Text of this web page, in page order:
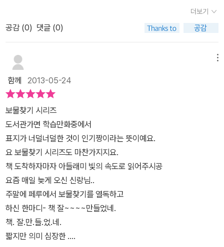
하는 축제로 각 부족들은 전통의상을 입고 행진하고, 원주민들이 만
들어 온 전통음식축제도 펼쳐집니다. 나스카문양! 사막에 그려진 거
대한 지상화!1939년 페루 정부의 의뢰로 항공 조사를 하던 미국의 고
고학자 폴 고삭이 발견했고사람, 동물, 곤충같이 그림이 70여개,사다
그려져 있어요. 이 그림들이 열기구나 수학적 확장법이나 외계인의
작품 등이다 등 여러가지 주장이 있지만 아직 확실한 건 없어요.텔레
비젼에서 나스카문양 나오는 거 몇 번 봤었는데 정말 미스테리한 일
들이 아닐 수 없다구...과연 누가 나스카문양을 그렸을까요?^^ 텔레
비젼에서는 여러번 보아왔지만, 우리나라의 소중한 문화유산이 일본
과 영국, 프랑스 등에게 많이 빼았겼죠..ㅠ.ㅠ문화재 보호 및 반환을
위한 국제회의가 2010년 이집트 카이로에서 열렸고한국, 페루, 그리
스 등 22개국이 돌려받아야 할 유물 목록을 발표했었구요, 최근엔 페
루와 미국도 마추픽추의 유물을 돌려주기로 합의 했지만 차일피일 미
뤄지고...ㅠ.ㅠ숨겨지고 빼앗기고, 아직도 돌려받지 못한 유물들이 산
더미... 식민지 시절을 보낸 우리나라도 참으로 안타까운 일들이 아닐
수 없네요! 마추픽추! 세계 7대 불가사의 잉카의 잃어버린 도시!무
정복자들이 발견못할 만 하네요. 사이먼 앤 가펑클 얘기에 급 공감
대가 형성되면서 빠져들기 시작한 페루에서 보물찾기 각 장과 장
까? 페루의 역사 상식에 대해 알았다면 곧장 페루로 고고~이렇게
역사상식을 알고 가니 페루에서 보물찾기의 이야기 전개가 더 흥미롭
더라구요. 잉카 제국에서 사용했다는 일종의 문자에 해당하는 키
푸... 끈 색깔과 길이, 매듭 모양과 위치로 1,500개의 정보를 전달할
수 있다니놀랍기도 하지만 그걸 다 어찌 기억할런지.... 우리 한글에
대해 고마움을 다시 한번 느낄 수 있었던 대목이네요. 1천 5백년
전 나스카 평원 위에 그려진 거대한 지상화 나스카 문양~그림이 너무
커서 지상에선 전혀 알아볼 수 없고 공중에서만 볼 수 있는 그림이래
요.정말 그 옛날 어떻게 이런 그림을 그렸을지 진실이 궁금해지네
요. 찬란한 잉카 문명을 꽃피운 나라 페루~ 페루의 고대문자 키푸
가 발견되고 암호를 품은 키푸가 사라져버리면서암호문만으로 보물
찾기에 나선 팡이와 일행~ 보물을 찾는 과정중에 만나는 페루에 관한
놀라운 이야기도 그리고 흥미진진한 전개과정도 페루에서 보물찾기
처 페루를 모르고 있었네.한국 반대편에 있는 나라라고 하니 멀긴 멀
다. 이 곳 페루로 보물찾기를 하러 떠나는 팡이의 일행을 쫓는 재미에
가슴이 설레는 이유는 뭘까?아무래도 페루라는 나라에 대한 정보가
전혀 없기에 더욱 그러한가보다. 그런데 여기 페루가 안데스 고원에
자리 잡고 있다고 하는데 어느 정도의 높이인가 했더니만 잃어버린
도시 마추픽추는 해발 2400m 잉카제국의 수도였던 쿠스코는 해발
3400m라고 하니 높긴 엄청 높다. 지구본 교수와 은주조교가 고산
병으로 고생할 만하다. 그런데 어찌 팡이는 멀쩡한거지? 미스터리
에 싸인 고대 문자 키푸가 발견되지만 하나의 문장을 해석한 뒤 사라
져버렸기에 팡이의 일행은 이를 쫓아 보물찾기에 나서는데 ~ 과연
황금의 도시는 찾을 수 있는 걸까? 사막에 그려진 거대한 지상화 나
스카 문양. 아직 풀리지 않은 고대 결승 문자 키푸잃어버린 공중도시
마추픽추 . 안데스 공원에 자리 잡은 잉카인들의 깊은 산속의 계단식
밭, 전국의 돌길등등 어디 하나 뛰어나지 않은 문명이 없고, 세상에서
가장 높은 곳에 위치한 호수 티티카카, 아름다운 오아시스를 간직한
사막, 국토의 절반 이상을 차지하고 있는 아마존 강과 밀림 등등 매력
적인 페루에 대해서 점점 더 빠져들게 된다. 원래는 잉카제국이 아니
더보기
공감 (0) 댓글 (0)
함께 2013-05-24
보물찾기 시리즈
도서관가면 학습만화중에서
표지가 너덜너덜한 것이 인기짱이라는 뜻이예요.
요 보물찾기 시리즈도 마찬가지지요.
책 도착하자마자 아들래미 빛의 속도로 읽어주시공
요즘 매일 늦게 오신 신랑님..
주말에 페루에서 보물찾기를 열독하고
하신 한마디- 책 잘~~~~만들었네.
책. 잘.만.들.었.네.
짧지만 의미 심장한 ....